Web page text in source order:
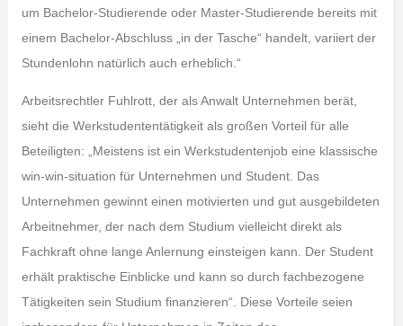
um Bachelor-Studierende oder Master-Studierende bereits mit
einem Bachelor-Abschluss „in der Tasche“ handelt, variiert der
Stundenlohn natürlich auch erheblich.“
Arbeitsrechtler Fuhlrott, der als Anwalt Unternehmen berät,
sieht die Werkstudententätigkeit als großen Vorteil für alle
Beteiligten: „Meistens ist ein Werkstudentenjob eine klassische
win-win-situation für Unternehmen und Student. Das
Unternehmen gewinnt einen motivierten und gut ausgebildeten
Arbeitnehmer, der nach dem Studium vielleicht direkt als
Fachkraft ohne lange Anlernung einsteigen kann. Der Student
erhält praktische Einblicke und kann so durch fachbezogene
Tätigkeiten sein Studium finanzieren“. Diese Vorteile seien